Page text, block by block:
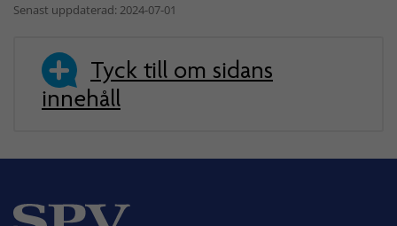
Senast uppdaterad: 2024-07-01
Tyck till om sidans
innehåll